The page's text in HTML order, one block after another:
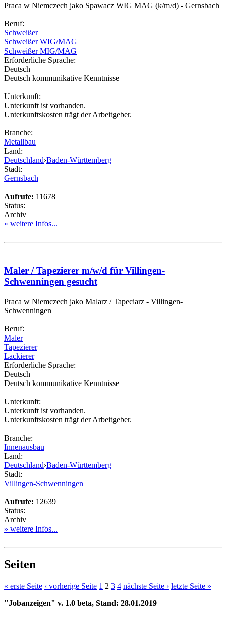
Praca w Niemczech jako Spawacz WIG MAG (k/m/d) - Gernsbach
Beruf:
Schweißer
Schweißer WIG/MAG
Schweißer MIG/MAG
Erforderliche Sprache:
Deutsch
Deutsch kommunikative Kenntnisse
Unterkunft:
Unterkunft ist vorhanden.
Unterkunftskosten trägt der Arbeitgeber.
Branche:
Metallbau
Land:
Deutschland›Baden-Württemberg
Stadt:
Gernsbach
Aufrufe: 11678
Status:
Archiv
» weitere Infos...
Maler / Tapezierer m/w/d für Villingen-
Schwenningen gesucht
Praca w Niemczech jako Malarz / Tapeciarz - Villingen-
Schwenningen
Beruf:
Maler
Tapezierer
Lackierer
Erforderliche Sprache:
Deutsch
Deutsch kommunikative Kenntnisse
Unterkunft:
Unterkunft ist vorhanden.
Unterkunftskosten trägt der Arbeitgeber.
Branche:
Innenausbau
Land:
Deutschland›Baden-Württemberg
Stadt:
Villingen-Schwenningen
Aufrufe: 12639
Status:
Archiv
» weitere Infos...
Seiten
« erste Seite ‹ vorherige Seite 1 2 3 4 nächste Seite › letzte Seite »
"Jobanzeigen" v. 1.0 beta, Stand: 28.01.2019